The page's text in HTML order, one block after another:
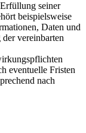
seiner
beispielsweise
Daten und
vereinbarten
eventuelle Fristen
nach